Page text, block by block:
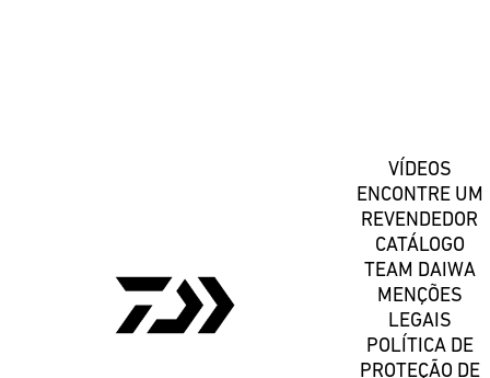
VÍDEOS
ENCONTRE UM
REVENDEDOR
CATÁLOGO
TEAM DAIWA
MENÇÕES
LEGAIS
POLÍTICA DE
PROTEÇÃO DE